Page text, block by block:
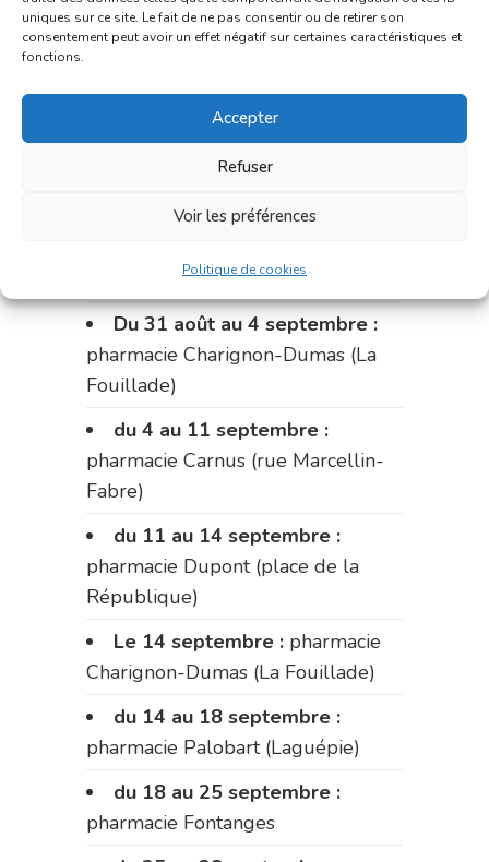
uniques sur ce site. Le fait de ne pas consentir ou de retirer son
consentement peut avoir un effet négatif sur certaines caractéristiques et
fonctions.
Accepter
Refuser
Voir les préférences
Politique de cookies
Le 17 août :pharmacie
du 17 au 21 août :pharmacie
Palobart (Laguépie)
du 21 au 28 août :
Dupont (place de la République)
Bonnemaire (rue Saint-Jacques)
Du 31 août au 4 septembre :
pharmacie Charignon-Dumas (La
Fouillade)
du 4 au 11 septembre :
pharmacie Carnus (rue Marcellin-
Fabre)
du 11 au 14 septembre :
pharmacie Dupont (place de la
République)
Le 14 septembre : pharmacie
Charignon-Dumas (La Fouillade)
du 14 au 18 septembre :
pharmacie Palobart (Laguépie)
du 18 au 25 septembre :
pharmacie Fontanges